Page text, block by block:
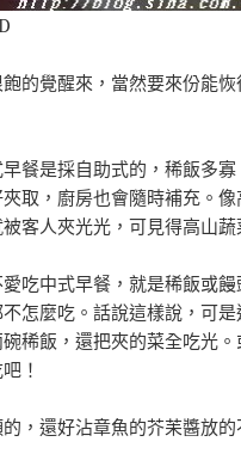
的覺醒來，當然要來份能
餐是採自助式的，稀飯多
取，廚房也會隨時補充。
客人夾光光，可見得高山蔬
吃中式早餐，就是稀飯或
怎麼吃。話說這樣說，可
稀飯，還把夾的菜全吃光
！
，還好沾章魚的芥苿醬放